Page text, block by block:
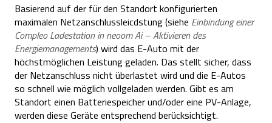
Basierend auf der für den Standort konfigurierten
maximalen Netzanschlussleicdstung (siehe Einbindung einer
Compleo Ladestation in neoom Ai – Aktivieren des
Energiemanagements) wird das E-Auto mit der
höchstmöglichen Leistung geladen. Das stellt sicher, dass
der Netzanschluss nicht überlastet wird und die E-Autos
so schnell wie möglich vollgeladen werden. Gibt es am
Standort einen Batteriespeicher und/oder eine PV-Anlage,
werden diese Geräte entsprechend berücksichtigt.